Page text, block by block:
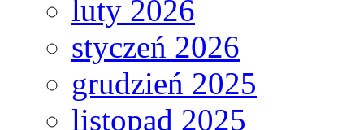
luty 2026
styczeń 2026
grudzień 2025
listopad 2025